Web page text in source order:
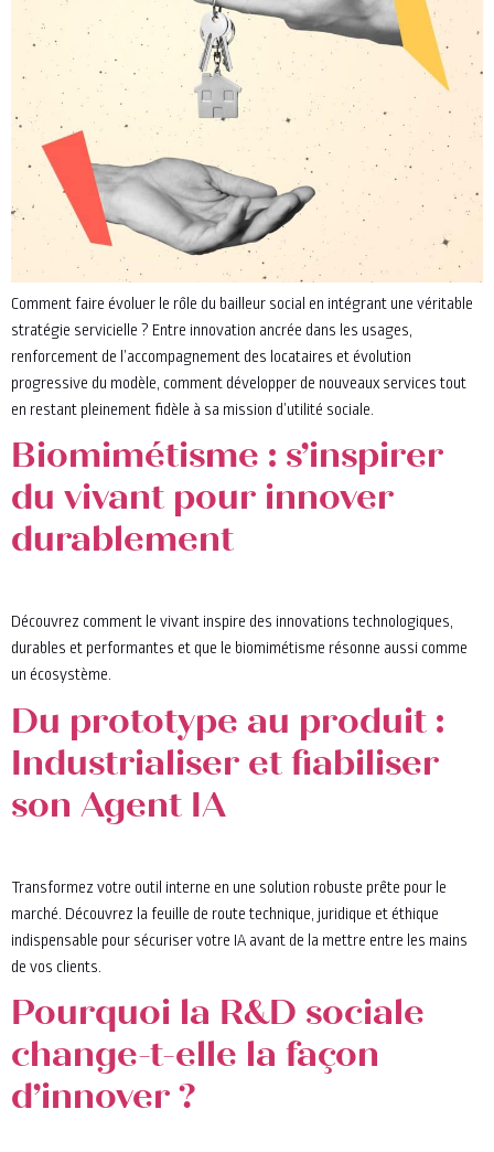
Comment faire évoluer le rôle du bailleur social en intégrant une véritable
stratégie servicielle ? Entre innovation ancrée dans les usages,
renforcement de l’accompagnement des locataires et évolution
progressive du modèle, comment développer de nouveaux services tout
en restant pleinement fidèle à sa mission d’utilité sociale.
Biomimétisme : s’inspirer
du vivant pour innover
durablement
Découvrez comment le vivant inspire des innovations technologiques,
durables et performantes et que le biomimétisme résonne aussi comme
un écosystème.
Du prototype au produit :
Industrialiser et fiabiliser
son Agent IA
Transformez votre outil interne en une solution robuste prête pour le
marché. Découvrez la feuille de route technique, juridique et éthique
indispensable pour sécuriser votre IA avant de la mettre entre les mains
de vos clients.
Pourquoi la R&D sociale
change-t-elle la façon
d’innover ?